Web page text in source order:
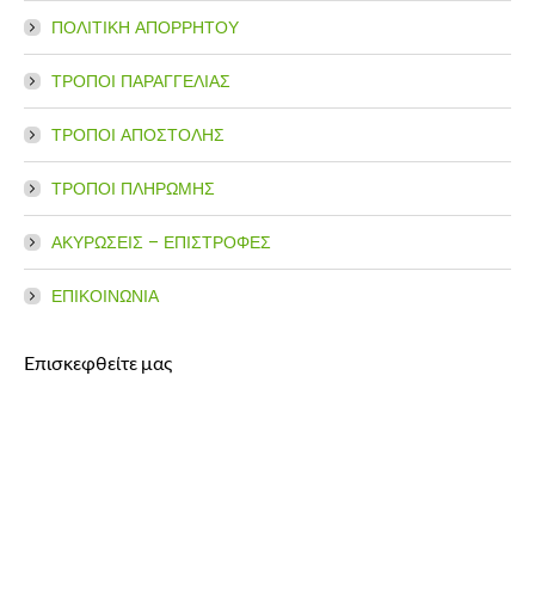
ΠΟΛΙΤΙΚΗ ΑΠΟΡΡΗΤΟΥ
ΤΡΟΠΟΙ ΠΑΡΑΓΓΕΛΙΑΣ
ΤΡΟΠΟΙ ΑΠΟΣΤΟΛΗΣ
ΤΡΟΠΟΙ ΠΛΗΡΩΜΗΣ
ΑΚΥΡΩΣΕΙΣ – ΕΠΙΣΤΡΟΦΕΣ
ΕΠΙΚΟΙΝΩΝΙΑ
Επισκεφθείτε μας